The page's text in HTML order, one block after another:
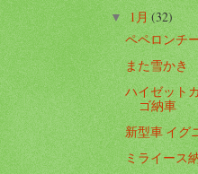
▼1月(32)
ペペロンチ
また雪かき
ハイゼット
ゴ納車
新型車 イグ
ミライース